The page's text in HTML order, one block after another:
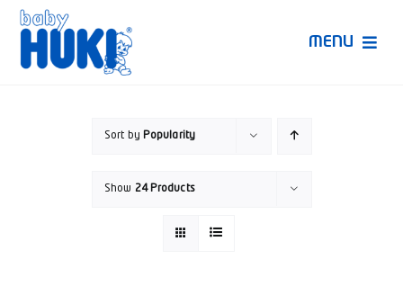
Skip
content
MENU
Sort by Popularity
Show 24 Products